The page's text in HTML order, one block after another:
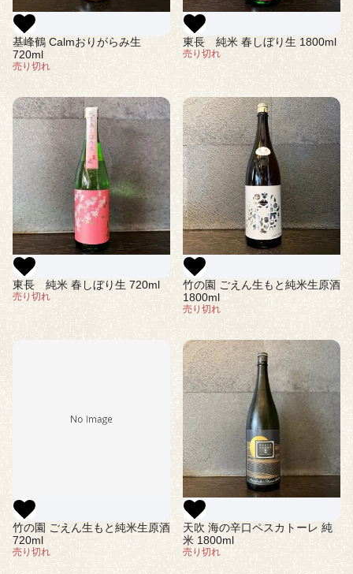
基峰鶴 Calmおりがらみ生
720ml
売り切れ
東長 純米 春しぼり生 1800ml
売り切れ
東長 純米 春しぼり生 720ml
売り切れ
竹の園 ごえん生もと純米生原酒
1800ml
売り切れ
竹の園 ごえん生もと純米生原酒
720ml
売り切れ
天吹 海の辛口ペスカトーレ 純
米 1800ml
売り切れ